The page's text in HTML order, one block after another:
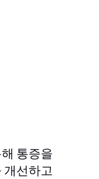
통증을
개선하고